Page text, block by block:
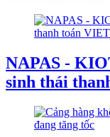
NAPAS -
sinh thái